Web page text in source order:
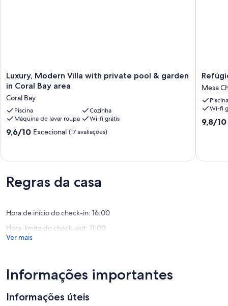
Luxury,
Modern
with
private
pool
&
garden
area
Coral
Luxury, Modern Villa with private pool & garden
in Coral Bay area
Coral Bay
Piscina
Cozinha
Máquina de lavar roupa
Wi-fi grátis
Pontuação
de
máximo
de
(17
9,6/10 Excecional (17 avaliações)
Refúgio
perfeito
em
Paphos
Mesa
Chorio
Mesa
Piscina
Wi-fi
9,8/10
Regras da casa
Hora de início do check-in: 16:00
Hora-limite do check-out: 11:00
Ver mais
Informações importantes
Informações úteis